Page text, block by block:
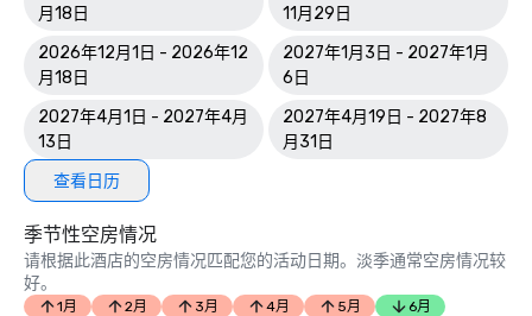
月18日
11月29日
2026年12月1日 - 2026年12
月18日
2027年1月3日 - 2027年1月
6日
2027年4月1日 - 2027年4月
13日
2027年4月19日 - 2027年8
月31日
查看日历
季节性空房情况
请根据此酒店的空房情况匹配您的活动日期。淡季通常空房情况较
好。
1月 2月 3月 4月 5月
6月